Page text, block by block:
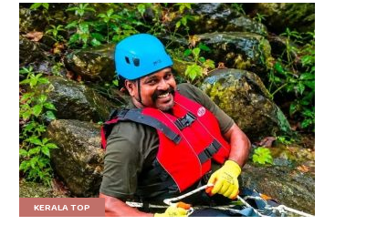
KERALA TOP